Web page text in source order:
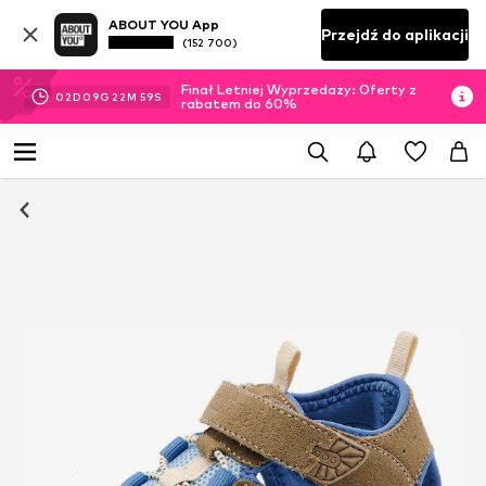
ABOUT YOU App
(152 700) Przejdź do aplikacji
02D 09G 22M 59S
Finał Letniej Wyprzedaży: Oferty z
rabatem do 60%